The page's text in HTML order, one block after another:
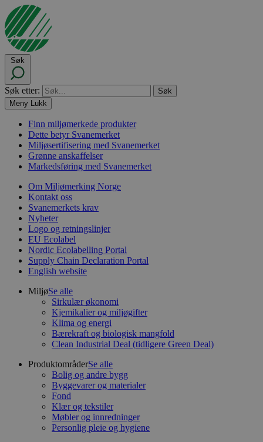
Søk
Søk etter:
Meny Lukk
Finn miljømerkede produkter
Dette betyr Svanemerket
Miljøsertifisering med Svanemerket
Grønne anskaffelser
Markedsføring med Svanemerket
Om Miljømerking Norge
Kontakt oss
Svanemerkets krav
Nyheter
Logo og retningslinjer
EU Ecolabel
Nordic Ecolabelling Portal
Supply Chain Declaration Portal
English website
MiljøSe alle
Sirkulær økonomi
Kjemikalier og miljøgifter
Klima og energi
Bærekraft og biologisk mangfold
Clean Industrial Deal (tidligere Green Deal)
ProduktområderSe alle
Bolig og andre bygg
Byggevarer og materialer
Fond
Klær og tekstiler
Møbler og innredninger
Personlig pleie og hygiene